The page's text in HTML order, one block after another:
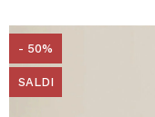
- 50%
SALDI